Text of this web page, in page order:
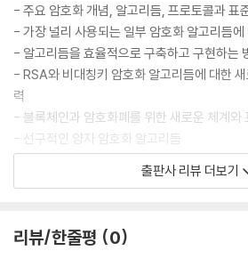
6장. 새로운 공개키/개인키 알고리듬
__MB09 알고리듬의 기원
__MB09 알고리듬 소개
____MB09 알고리듬 설명
__MBXI 알고리듬 소개
____MBXI 예제
__RSA에 대한 새로운 공격
__MBXI에서의 디지털 서명
____MBXI에서의 다이렉트 서명
____MBXI 디지털 서명 알고리듬의 수학적 설
__MB09와 MBXI의 진화 - MBXX 소개
- 주요 암호화 개념, 알고리듬, 프로토콜과 표
- 가장 널리 사용되는 일부 암호화 알고리듬에
- 알고리듬을 효율적으로 구축하고 구현하는
- RSA와 비대칭키 암호화 알고리듬에 대한
력
- 블록체인과 암호화폐를 위한 새로운 체계와
- 선구적인 양자 암호화 알고리듬
- 영지식 프로토콜과 타원 곡선에 대한 공격
- 비대칭키, 영지식, 암호화폐 분야에서 저자
출판사 리뷰 더보기
리뷰/한줄평 0